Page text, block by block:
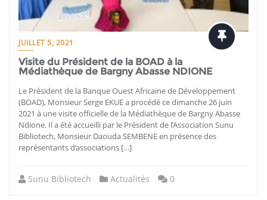
JUILLET 5, 2021
Visite du Président de la BOAD à la
Médiathèque de Bargny Abasse NDIONE
Le Président de la Banque Ouest Africaine de Développement
(BOAD), Monsieur Serge EKUE a procédé ce dimanche 26 juin
2021 à une visite officielle de la Médiathèque de Bargny Abasse
Ndione. Il a été accueilli par le Président de l’Association Sunu
Bibliotech, Monsieur Daouda SEMBENE en présence des
représentants d’associations […]
Sunu Bibliotech Actualités 0